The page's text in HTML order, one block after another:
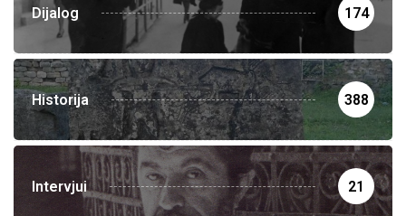
Dijalog 174
Historija 388
Intervjui 21